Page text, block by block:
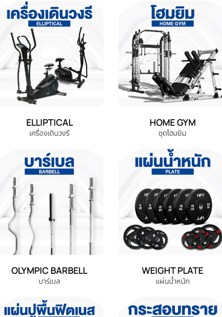
ELLIPTICAL
เครื่องเดินวงรี
HOME GYM
ชุดโฮมยิม
OLYMPIC BARBELL
บาร์เบล
WEIGHT PLATE
แผ่นน้ำหนัก